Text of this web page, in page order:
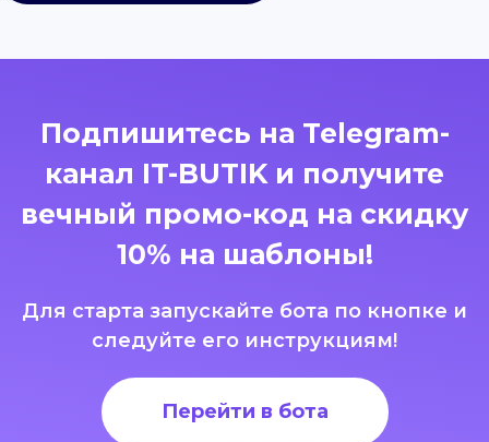
Подпишитесь на Telegram-
канал IT-BUTIK и получите
вечный промо-код на скидку
10% на шаблоны!
Для старта запускайте бота по кнопке и
следуйте его инструкциям!
Перейти в бота